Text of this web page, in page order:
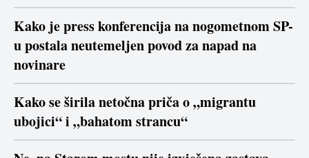
Kako je press konferencija na nogometnom SP-
u postala neutemeljen povod za napad na
novinare
Kako se širila netočna priča o „migrantu
ubojici“ i „bahatom strancu“